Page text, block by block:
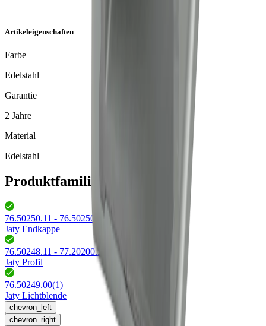
Artikeleigenschaften
Farbe
Edelstahl
Garantie
2 Jahre
Material
Edelstahl
Produktfamilie Jaty
76.50250.11 - 76.50250.39 (3
Jaty Endkappe
76.50248.11 - 77.20200.50
Jaty Profil
76.50249.00(1)
Jaty Lichtblende
chevron_left
chevron_right